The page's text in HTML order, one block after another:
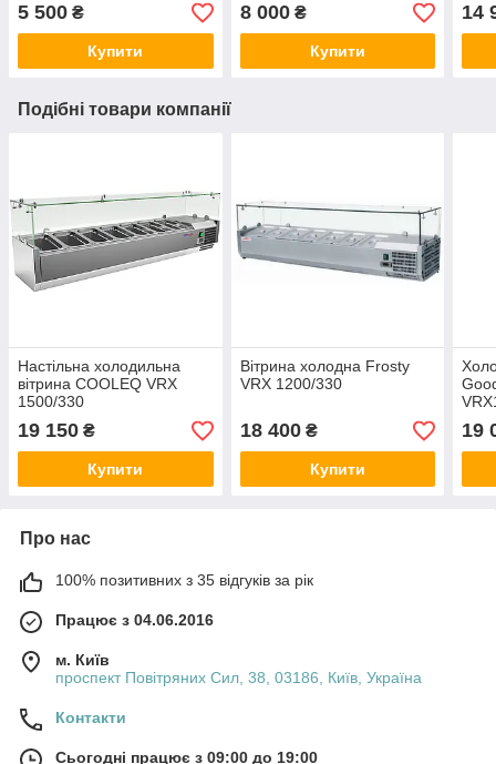
5 500 ₴
Купити
8 000₴
Купити
14
Подібні товари компанії
Настільна холодильна
вітрина COOLEQ VRX
1500/330
19 150 ₴
Купити
Вітрина холодна Frosty
VRX 1200/330
18 400₴
Купити
19
Про нас
100% позитивних з 35 відгуків за рік
Працює з 04.06.2016
м. Київ
проспект Повітряних Сил, 38, 03186, Київ, Україна
Контакти
Сьогодні працює з 09:00 до 19:00